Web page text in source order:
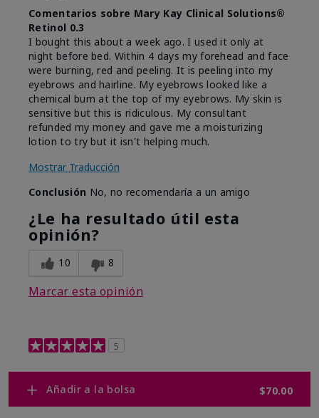
Añadir a la bolsa $70.00
Comentarios sobre Mary Kay Clinical Solutions®
Retinol 0.3
I bought this about a week ago. I used it only at
night before bed. Within 4 days my forehead and face
were burning, red and peeling. It is peeling into my
eyebrows and hairline. My eyebrows looked like a
chemical burn at the top of my eyebrows. My skin is
sensitive but this is ridiculous. My consultant
refunded my money and gave me a moisturizing
lotion to try but it isn't helping much.
Mostrar Traducción
Conclusión No, no recomendaría a un amigo
¿Le ha resultado útil esta
opinión?
10 8
Marcar esta opinión
5
Retinol 0.3
Enviado